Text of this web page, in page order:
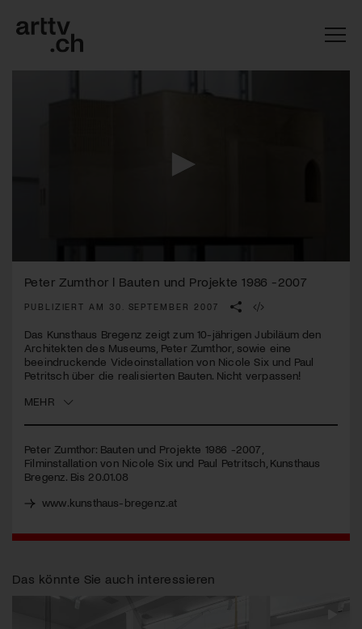
seconds
54
seconds
Peter Zumthor l Bauten und Projekte 1986 -2007
PUBLIZIERT AM 30. SEPTEMBER 2007
Das Kunsthaus Bregenz zeigt zum 10-jährigen Jubiläum den
Architekten des Museums, Peter Zumthor, sowie eine
beeindruckende Videoinstallation von Nicole Six und Paul
Petritsch über die realisierten Bauten. Nicht verpassen!
MEHR
Peter Zumthor: Bauten und Projekte 1986 -2007,
Filminstallation von Nicole Six und Paul Petritsch, Kunsthaus
Bregenz. Bis 20.01.08
www.kunsthaus-bregenz.at
Das könnte Sie auch interessieren
Mach mit: «Be Part of the Art»!
Engagiere dich als Kulturliebhaber:in, Kulturschaffende(r) oder
Mit deiner Mitgliedschaft erhältst du kostenlosen Zugang zu
diversen Kulturevents.
Jetzt Mitglied werden